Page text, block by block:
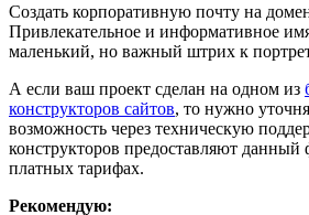
Создать корпоративную почту на
Привлекательное и информативное
маленький, но важный штрих к
А если ваш проект сделан на одном из
конструкторов сайтов, то нужно
возможность через техническую
конструкторов предоставляют
платных тарифах.
Рекомендую: